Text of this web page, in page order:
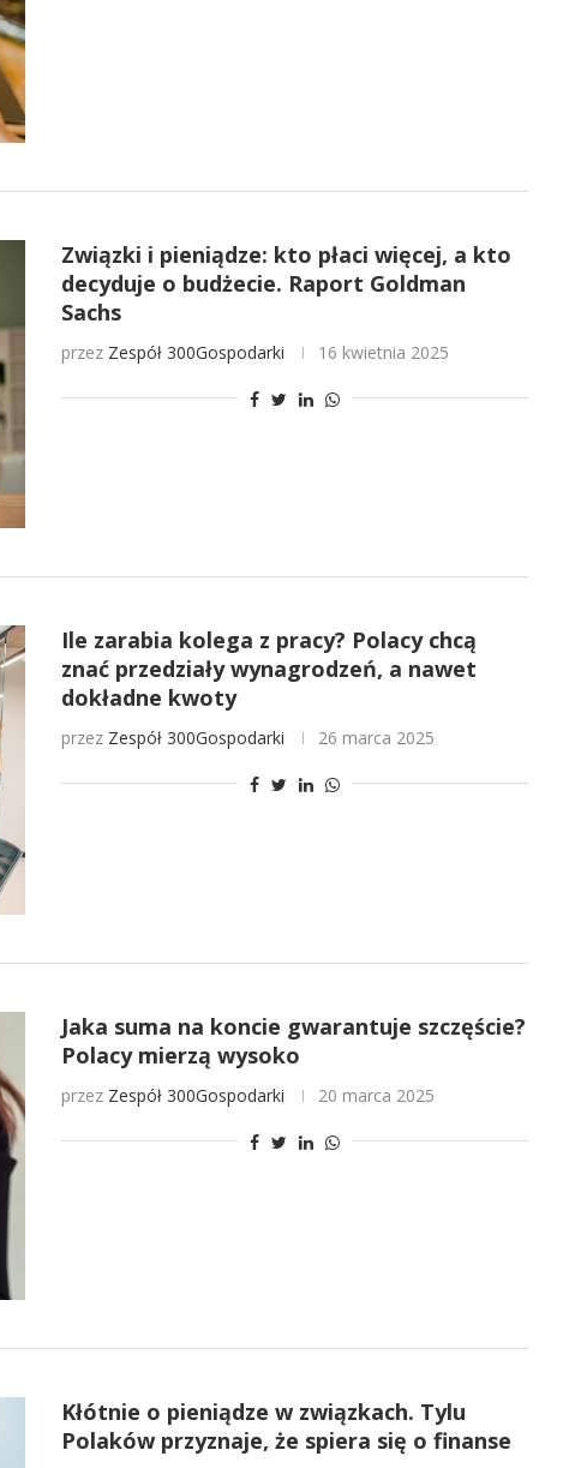
Związki i pieniądze: kto płaci więcej, a kto
decyduje o budżecie. Raport Goldman
Sachs
przez Zespół 300Gospodarki 16 kwietnia 2025
Ile zarabia kolega z pracy? Polacy chcą
znać przedziały wynagrodzeń, a nawet
dokładne kwoty
przez Zespół 300Gospodarki 26 marca 2025
Jaka suma na koncie gwarantuje szczęście?
Polacy mierzą wysoko
przez Zespół 300Gospodarki 20 marca 2025
Kłótnie o pieniądze w związkach. Tylu
Polaków przyznaje, że spiera się o finanse